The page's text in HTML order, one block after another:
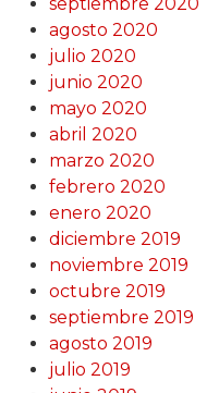
septiembre 2020
agosto 2020
julio 2020
junio 2020
mayo 2020
abril 2020
marzo 2020
febrero 2020
enero 2020
diciembre 2019
noviembre 2019
octubre 2019
septiembre 2019
agosto 2019
julio 2019